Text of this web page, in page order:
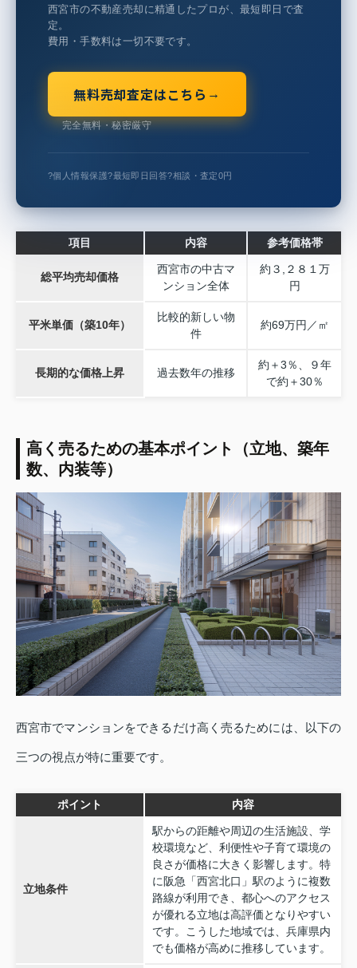
西宮市の不動産売却に精通したプロが、最短即日で査
定。
費用・手数料は一切不要です。
無料売却査定はこちら →
完全無料・秘密厳守
?個人情報保護?最短即日回答?相談・査定0円
項目 内容 参考価格帯
総平均売却価格
西宮市の中古マ
ンション全体
約３,２８１万
円
平米単価（築10年）
比較的新しい物
件
約69万円／㎡
長期的な価格上昇 過去数年の推移
約＋3％、９年
で約＋30％
高く売るための基本ポイント（立地、築年
数、内装等）
西宮市でマンションをできるだけ高く売るためには、以下の
三つの視点が特に重要です。
ポイント 内容
立地条件
駅からの距離や周辺の生活施設、学
校環境など、利便性や子育て環境の
良さが価格に大きく影響します。特
に阪急「西宮北口」駅のように複数
路線が利用でき、都心へのアクセス
が優れる立地は高評価となりやすい
です。こうした地域では、兵庫県内
でも価格が高めに推移しています。